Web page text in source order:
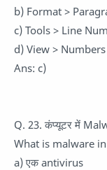
b) Format >
c) Tools > Line
d) View > Numbers
Ans: c)
Q. 23. कंप्यूटर में
What is malware
a) एक antivirus